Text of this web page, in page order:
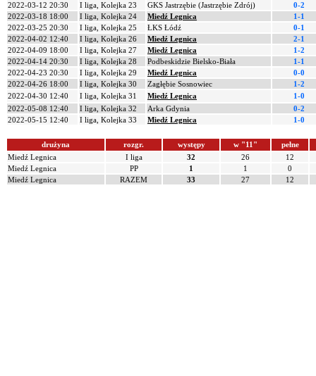
2022-03-12 20:30
I liga, Kolejka 23 GKS Jastrzębie (Jastrzębie Zdrój)
0-2
2022-03-18 18:00
I liga, Kolejka 24 Miedź Legnica
1-1
2022-03-25 20:30
I liga, Kolejka 25 ŁKS Łódź
0-1
2022-04-02 12:40
I liga, Kolejka 26 Miedź Legnica
2-1
2022-04-09 18:00
I liga, Kolejka 27 Miedź Legnica
1-2
2022-04-14 20:30
I liga, Kolejka 28 Podbeskidzie Bielsko-Biała
1-1
2022-04-23 20:30
I liga, Kolejka 29 Miedź Legnica
0-0
2022-04-26 18:00
I liga, Kolejka 30 Zagłębie Sosnowiec
1-2
2022-04-30 12:40
I liga, Kolejka 31 Miedź Legnica
1-0
2022-05-08 12:40
I liga, Kolejka 32 Arka Gdynia
0-2
2022-05-15 12:40
I liga, Kolejka 33 Miedź Legnica 1-0
drużyna rozgr. występy w "11"
pełne
Miedź Legnica
I liga 32 26
12
Miedź Legnica
PP 1 1
0
Miedź Legnica
RAZEM 33 27 12